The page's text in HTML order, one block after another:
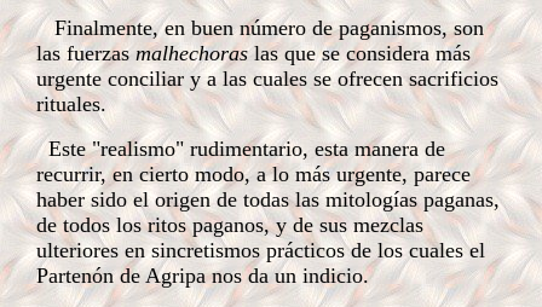
Finalmente, en buen número de paganismos, son
las fuerzas malhechoraslas que se considera más
urgente conciliar y a las cuales se ofrecen sacrificios
rituales.
Este "realismo" rudimentario, esta manera de
recurrir, en cierto modo, a lo más urgente, parece
haber sido el origen de todas las mitologías paganas,
de todos los ritos paganos, y de sus mezclas
ulteriores en sincretismos prácticos de los cuales el
Partenón de Agripa nos da un indicio.